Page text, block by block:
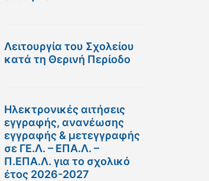
Λειτουργία του Σχολείου
κατά τη Θερινή Περίοδο
Ηλεκτρονικές αιτήσεις
εγγραφής, ανανέωσης
εγγραφής & μετεγγραφής
σε ΓΕ.Λ. – ΕΠΑ.Λ. –
Π.ΕΠΑ.Λ. για το σχολικό
έτος 2026-2027